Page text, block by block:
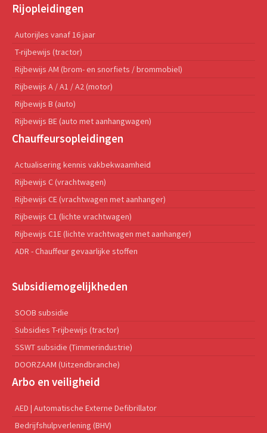
Rijopleidingen
Autorijles vanaf 16 jaar
T-rijbewijs (tractor)
Rijbewijs AM (brom- en snorfiets / brommobiel)
Rijbewijs A / A1 / A2 (motor)
Rijbewijs B (auto)
Rijbewijs BE (auto met aanhangwagen)
Chauffeursopleidingen
Actualisering kennis vakbekwaamheid
Rijbewijs C (vrachtwagen)
Rijbewijs CE (vrachtwagen met aanhanger)
Rijbewijs C1 (lichte vrachtwagen)
Rijbewijs C1E (lichte vrachtwagen met aanhanger)
ADR - Chauffeur gevaarlijke stoffen
Subsidiemogelijkheden
SOOB subsidie
Subsidies T-rijbewijs (tractor)
SSWT subsidie (Timmerindustrie)
DOORZAAM (Uitzendbranche)
Arbo en veiligheid
AED | Automatische Externe Defibrillator
Bedrijfshulpverlening (BHV)